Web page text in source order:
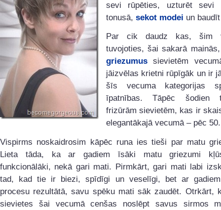
sevi rūpēties, uzturēt sevi
tonusā, sekot modei un
Par cik daudz kas, šim
tuvojoties, šai sakarā
griezumus sievietēm
jāizvēlas krietni rūpīgāk un ir
šīs vecuma kategorijas
īpatnības. Tāpēc šodien
frizūrām sievietēm, kas ir
elegantākajā vecumā – pēc 50.
Vispirms noskaidrosim kāpēc runa ies tieši par matu
Lieta tāda, ka ar gadiem īsāki matu griezumi
funkcionālāki, nekā gari mati. Pirmkārt, gari mati labi
tad, kad tie ir biezi, spīdīgi un veselīgi, bet ar
procesu rezultātā, savu spēku mati sāk zaudēt. Otrkārt,
sievietes šai vecumā cenšas noslēpt savus sirmos